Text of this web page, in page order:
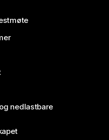
nedlastbare